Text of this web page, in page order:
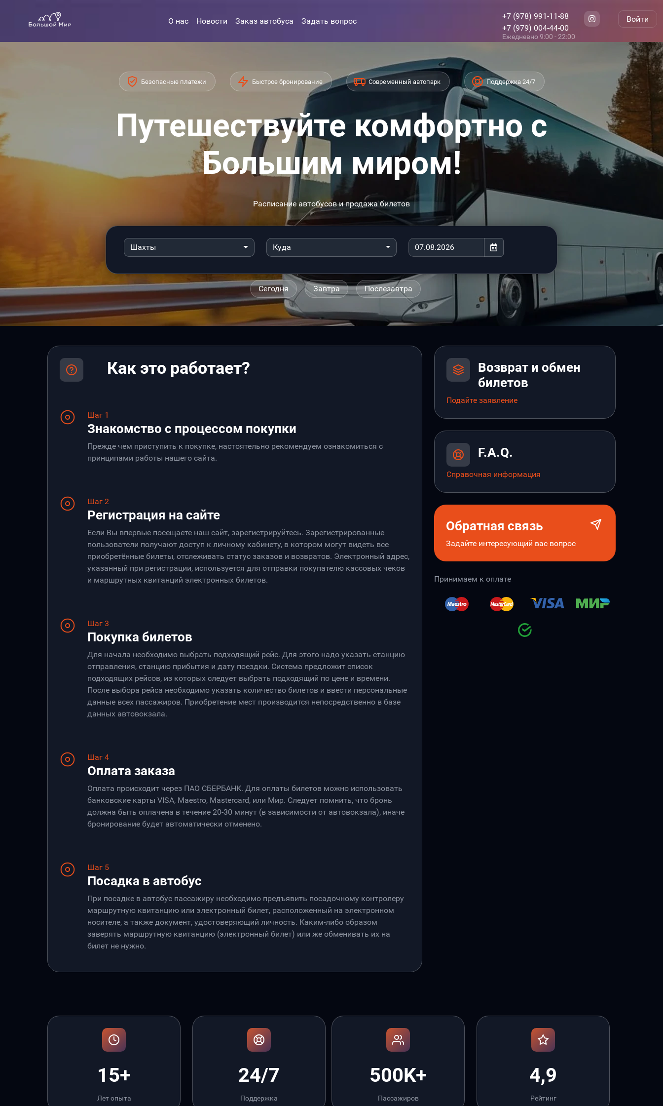
О нас Новости Заказ автобуса Задать вопрос
+7 (978) 991-11-88
+7 (979) 004-44-00
Ежедневно 9:00 - 22:00
Войти
Безопасные платежи Быстрое бронирование Современный автопарк Поддержка 24/7
Путешествуйте комфортно с
Большим миром!
Расписание автобусов и продажа билетов
Шахты Куда
Сегодня Завтра Послезавтра
Как это работает?
Шаг 1
Знакомство с процессом покупки
Прежде чем приступить к покупке, настоятельно рекомендуем ознакомиться с
принципами работы нашего сайта.
Шаг 2
Регистрация на сайте
Если Вы впервые посещаете наш сайт, зарегистрируйтесь. Зарегистрированные
пользователи получают доступ к личному кабинету, в котором могут видеть все
приобретённые билеты, отслеживать статус заказов и возвратов. Электронный адрес,
указанный при регистрации, используется для отправки покупателю кассовых чеков
и маршрутных квитанций электронных билетов.
Шаг 3
Покупка билетов
Для начала необходимо выбрать подходящий рейс. Для этого надо указать станцию
отправления, станцию прибытия и дату поездки. Система предложит список
подходящих рейсов, из которых следует выбрать подходящий по цене и времени.
После выбора рейса необходимо указать количество билетов и ввести персональные
данные всех пассажиров. Приобретение мест производится непосредственно в базе
данных автовокзала.
Шаг 4
Оплата заказа
Оплата происходит через ПАО СБЕРБАНК. Для оплаты билетов можно использовать
банковские карты VISA, Maestro, Mastercard, или Мир. Следует помнить, что бронь
должна быть оплачена в течение 20-30 минут (в зависимости от автовокзала), иначе
бронирование будет автоматически отменено.
Шаг 5
Посадка в автобус
При посадке в автобус пассажиру необходимо предъявить посадочному контролеру
маршрутную квитанцию или электронный билет, расположенный на электронном
носителе, а также документ, удостоверяющий личность. Каким-либо образом
заверять маршрутную квитанцию (электронный билет) или же обменивать их на
билет не нужно.
Возврат и обмен
билетов
Подайте заявление
F.A.Q.
Справочная информация
Обратная связь
Задайте интересующий вас вопрос
Принимаем к оплате
15+
Лет опыта
24/7
Поддержка
500K+
Пассажиров
4,9
Рейтинг